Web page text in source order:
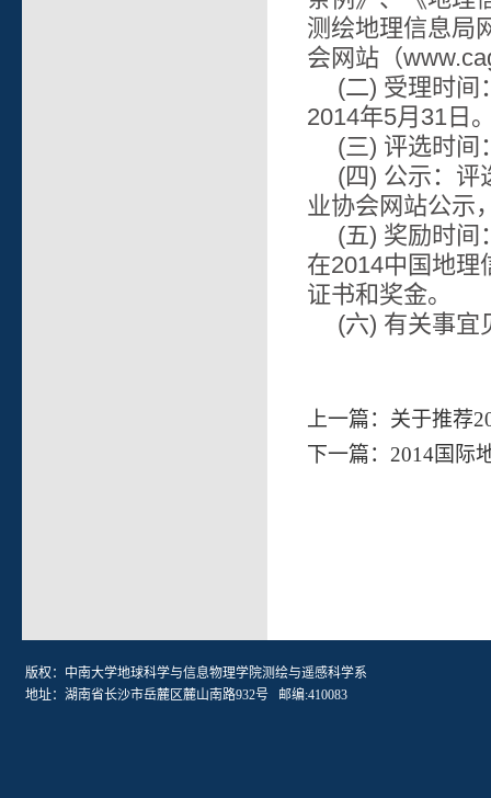
测绘地理信息局
会网站（
(二) 受理时间
2014年5月31日
(三) 评选时间
(四) 公示：评
业协会网站公示
(五) 奖励时间
在2014中国地理
证书和奖金。
(六) 有关事宜
上一篇： 关于推荐
下一篇： 2014国际
版权：中南大学地球科学与信息物理学院测绘与遥感科学系
地址：湖南省长沙市岳麓区麓山南路932号 邮编:410083